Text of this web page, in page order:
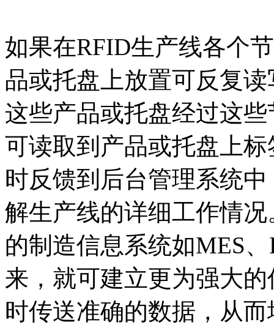
如果在RFID生产线各个
品或托盘上放置可反复
这些产品或托盘经过这
可读取到产品或托盘上
时反馈到后台管理系统
解生产线的详细工作情
的制造信息系统如MES
来，就可建立更为强大
时传送准确的数据，从